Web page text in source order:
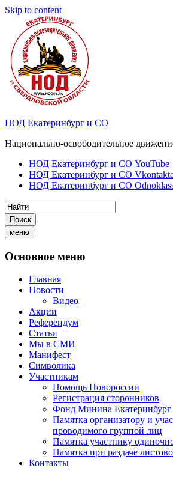
Skip to content
НОД Екатеринбург и СО
Национально-освободительное
НОД Екатеринбург и СО YouTube
НОД Екатеринбург и СО
НОД Екатеринбург и СО
Поиск
меню
Основное меню
Главная
Новости
Видео
Акции
Референдум
Статьи
Мы в СМИ
Манифест
Символика
Участникам
Помощь Новороссии
Регистрация сторонников
Фонд Минина Екатеринбург
Памятка организатору и
проводимого группой лиц
Памятка участнику
Памятка при раздаче
Контакты